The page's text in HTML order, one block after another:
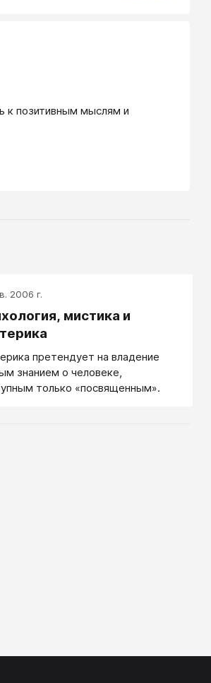
к позитивным мыслям и
2006 г.
мистика и
претендует на владение
знанием о человеке,
только «посвященным».